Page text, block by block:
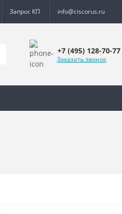
Запрос КП info@ciscorus.ru
+7 (495) 128-70-77
Заказать звонок